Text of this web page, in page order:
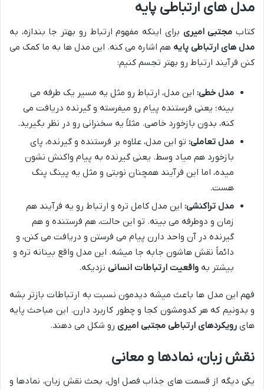
مدل های ارتباطی پایه
کتاب مجتبی امیری برای اینکه مفهوم ارتباط رو بهتر جا بندازه، به
مدل های ارتباطی پایه هم اشاره می کنه. این مدل ها به ما کمک می
کنن فرآیند ارتباط رو بهتر تجسم کنیم:
مدل خطی: این مدل، ارتباط رو مثل یه مسیر یک طرفه می
بینه؛ یعنی فرستنده پیام رو میفرسته و گیرنده دریافت می
کنه، بدون بازخورد خاصی. مثلاً یه سخنرانی رو در نظر بگیرید.
مدل تعاملی: تو این مدل، علاوه بر فرستنده و گیرنده، پای
بازخورد هم میاد وسط. یعنی گیرنده به پیام واکنش نشون
میده، اما این فرآیند همچنان نوبتی و مثل یه پینگ پنگ
هست.
مدل تراکنشی: این مدل کامل تره و ارتباط رو یه فرآیند هم
زمان و دوطرفه می بینه. تو این حالت، هم فرستنده و هم
گیرنده در آن واحد دارن پیام می فرستن و دریافت می کنن، و
دائماً نقش هاشون جابه جا میشه. این مدل واقع بینانه تره و
بیشتر به واقعیت ارتباطات انسانی نزدیکه.
فهم این مدل ها باعث میشه دیدمون نسبت به ارتباطات بازتر بشه
و بدونیم که هر کدومشون کجا و چطور کاربرد دارن. این مباحث پایه
های رویکردهای ارتباطی مجتبی امیری رو شکل می دهند.
نقش زبان، نمادها و معانی
یکی دیگه از قسمت های جذاب فصل اول، بحث نقش زبان، نمادها و